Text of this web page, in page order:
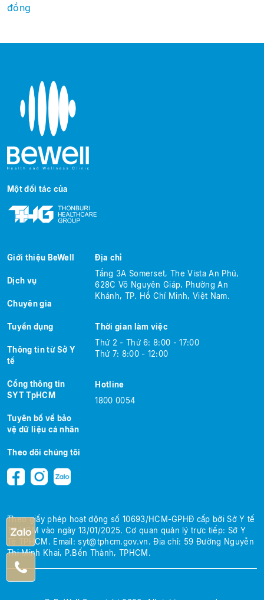
đồng
Một đối tác của
Giới thiệu BeWell
Dịch vụ
Chuyên gia
Tuyển dụng
Thông tin từ Sở Y
tế
Cổng thông tin
SYT TpHCM
Tuyên bố về bảo
vệ dữ liệu cá nhân
Địa chỉ
Tầng 3A Somerset, The Vista An Phú,
628C Võ Nguyên Giáp, Phường An
Khánh, TP. Hồ Chí Minh, Việt Nam.
Thời gian làm việc
Thứ 2 - Thứ 6: 8:00 - 17:00
Thứ 7: 8:00 - 12:00
Hotline
1800 0054
Theo dõi chúng tôi
Theo giấy phép hoạt động số 10693/HCM-GPHĐ cấp bởi Sở Y tế
TP.HCM vào ngày 13/01/2025. Cơ quan quản lý trực tiếp: Sở Y
Tế TPHCM. Email:syt@tphcm.gov.vn.Địa chỉ: 59 Đường Nguyễn
Thị Minh Khai, P.Bến Thành, TPHCM.
© BeWell Copyright 2026. All rights reserved.